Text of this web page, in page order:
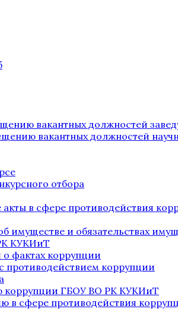
вакантных должностей
вакантных должностей
отбора
в сфере противодействия
имуществе и обязательствах
КУКИиТ
фактах коррупции
противодействием коррупции
коррупции ГБОУ ВО РК КУКИиТ
в сфере противодействия